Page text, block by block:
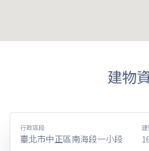
建物
行政區段
臺北市中正區南海段一小段